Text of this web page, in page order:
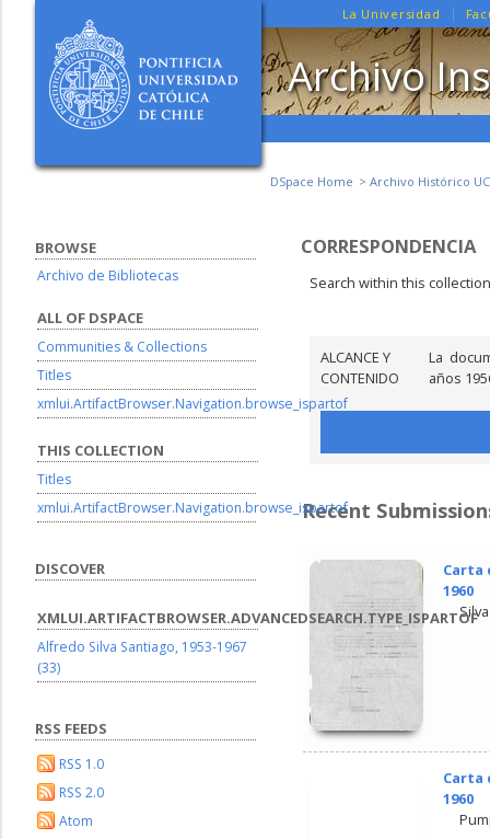
La Universidad
Archivo
DSpace Home Archivo Histórico UC
CORRESPONDENCIA
Search within this
ALCANCE Y
CONTENIDO
La
años
Recent
Carta
1960
Carta
1960
BROWSE
Archivo de Bibliotecas
ALL OF DSPACE
Communities & Collections
Titles
xmlui.ArtifactBrowser.Navigation.browse_ispartof
THIS COLLECTION
Titles
xmlui.ArtifactBrowser.Navigation.browse_ispartof
DISCOVER
XMLUI.ARTIFACTBROWSER.ADVANCEDSEARCH.TYPE_ISPARTOF
Alfredo Silva Santiago, 1953-1967
(33)
RSS FEEDS
RSS 1.0
RSS 2.0
Atom